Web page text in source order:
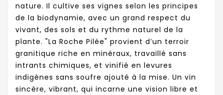
nature. Il cultive ses vignes selon les principes
de la biodynamie, avec un grand respect du
vivant, des sols et du rythme naturel de la
plante. "La Roche Pilée" provient d’un terroir
granitique riche en minéraux, travaillé sans
intrants chimiques, et vinifié en levures
indigènes sans soufre ajouté à la mise. Un vin
sincère, vibrant, qui incarne une vision libre et